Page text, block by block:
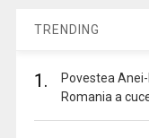
TRENDING
1.
Povestea
Romania a